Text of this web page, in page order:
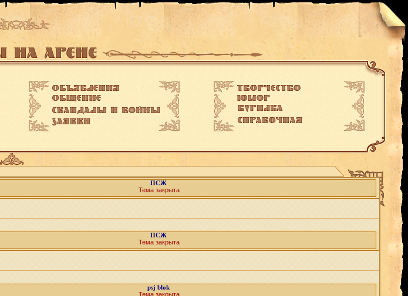
ПСЖ
Тема закрыта
ПСЖ
Тема закрыта
psj blok
Тема закрыта